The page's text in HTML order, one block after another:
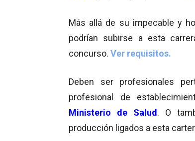
Más allá de su impecable y
podrían subirse a esta
concurso. Ver requisitos.
Deben ser profesionales
profesional de
Ministerio de Salud. O
producción ligados a esta